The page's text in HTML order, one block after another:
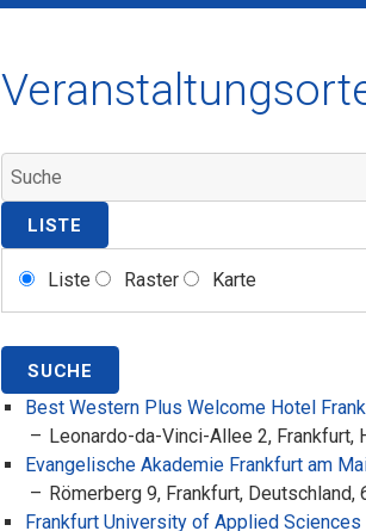
LISTE
Liste Raster Karte
SUCHE
Best Western Plus Welcome Hotel
Leonardo-da-Vinci-Allee 2, Frankfurt,
Evangelische Akademie Frankfurt am
Römerberg 9, Frankfurt, Deutschland,
Frankfurt University of Applied Sciences